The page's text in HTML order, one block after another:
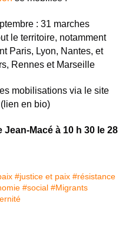
: 31 marches
le territoire, notamment
Paris, Lyon, Nantes, et
Rennes et Marseille
mobilisations via le site
(lien en bio)
Macé à 10 h 30 le 28
#justice et paix #résistance
#social #Migrants